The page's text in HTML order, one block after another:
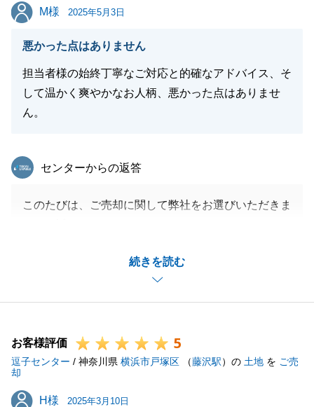
閉じる
M様
M様 2025年5月3日
悪かった点はありません
担当者様の始終丁寧なご対応と的確なアドバイス、そ
して温かく爽やかなお人柄、悪かった点はありませ
ん。
続きを読む
東急リバブル
センターからの返答
このたびは、ご売却に関して弊社をお選びいただきま
M様のお住み替え先での生活が、これまで以上に快適
で豊かなことを願っております。
ございましたら、お気軽にご連絡いただければと思い
ます。
お客様評価 5
逗子センター / 神奈川県 横浜市戸塚区 （藤沢駅）の 土地 を ご売
却
H様
H様 2025年3月10日